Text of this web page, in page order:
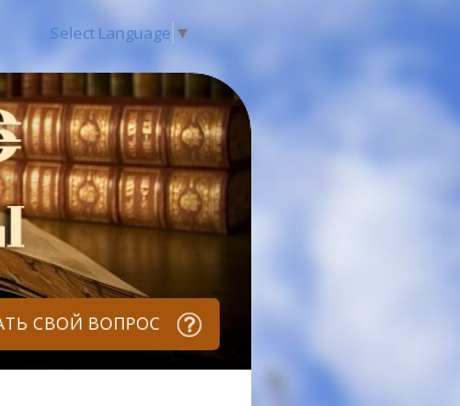
Select Language ▼
СВОЙ ВОПРОС